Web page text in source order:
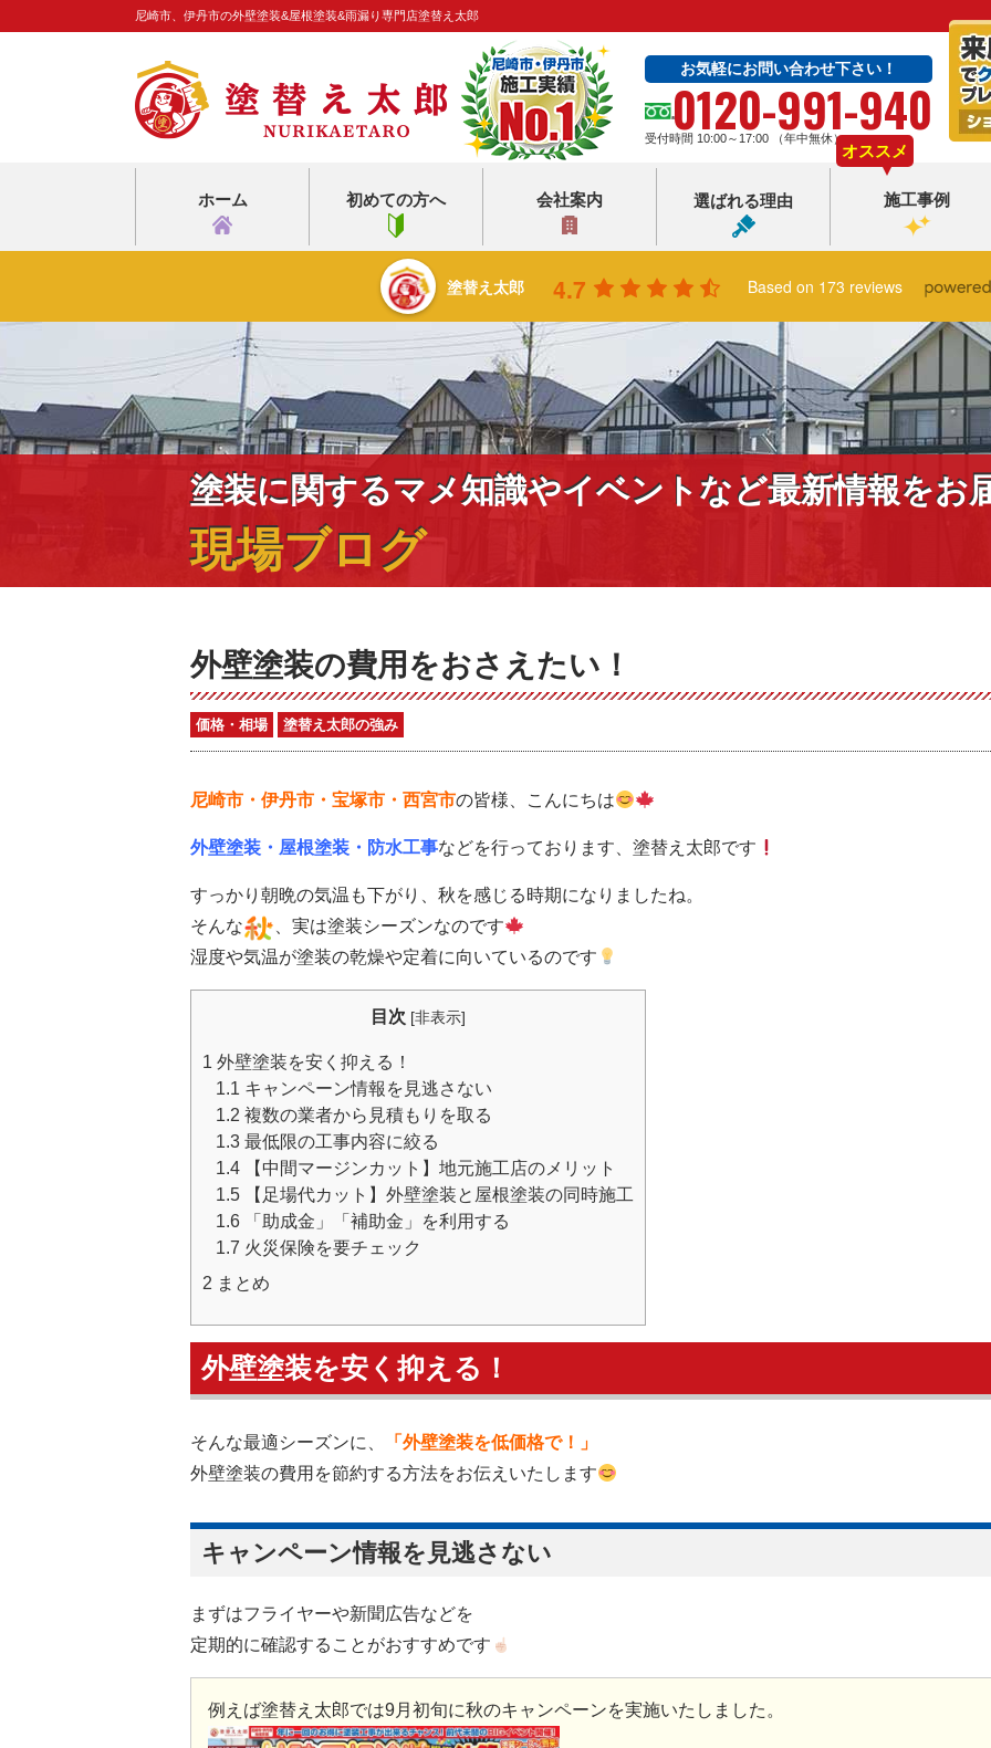
尼崎市、伊丹市の外壁塗装&屋根塗装&雨漏り専門店塗替え太郎
お気軽にお問い合わせ下さい！
0120-991-940
受付時間 10:00～17:00 （年中無休）
ホーム 初めての方へ 会社案内 選ばれる理由 施工事例
オススメ
塗替え太郎 4.7 Based on 173 reviews
塗装に関するマメ知識やイベントなど最新情報をお
現場ブログ
外壁塗装の費用をおさえたい！
価格・相場 塗替え太郎の強み
尼崎市・ 伊丹市・宝塚市・西宮市の皆様、こんにちは
外壁塗装・屋根塗装・防水工事などを行っております、塗替え太郎です
すっかり朝晩の気温も下がり、秋を感じる時期になりましたね。
そんな
、実は塗装シーズンなのです
湿度や気温が塗装の乾燥や定着に向いているのです
目次 [非表示]
1 外壁塗装を安く抑える！
1.1 キャンペーン情報を見逃さない
1.2 複数の業者から見積もりを取る
1.3 最低限の工事内容に絞る
1.4 【中間マージンカット】地元施工店のメリット
1.5 【足場代カット】外壁塗装と屋根塗装の同時施工
1.6 「助成金」「補助金」を利用する
1.7 火災保険を要チェック
2 まとめ
外壁塗装を安く抑える！
そんな最適シーズンに、
「外壁塗装を低価格で！」
外壁塗装の費用を節約する方法をお伝えいたします
キャンペーン情報を見逃さない
まずはフライヤーや新聞広告などを
定期的に確認することがおすすめです
例えば塗替え太郎では9月初旬に秋のキャンペーンを実施いたしました。